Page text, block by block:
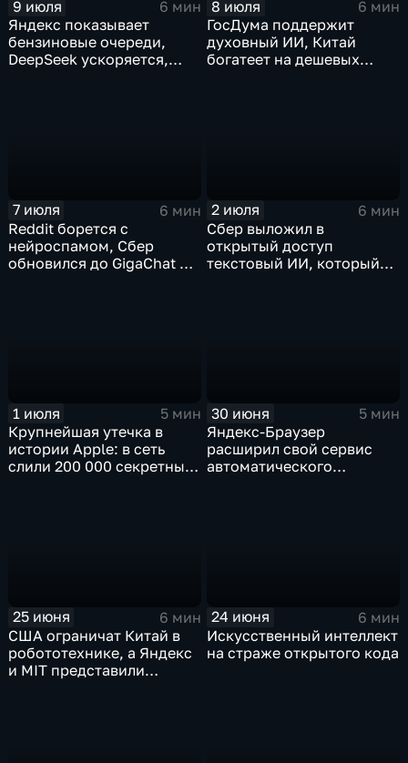
9 июля
6 мин
Яндекс показывает
бензиновые очереди,
DeepSeek ускоряется,
8 июля
6 мин
ГосДума поддержит
духовный ИИ, Китай
богатеет на дешевых
7 июля
6 мин
Reddit борется с
нейроспамом, Сбер
обновился до GigaChat 3.5
2 июля
6 мин
Сбер выложил в
открытый доступ
текстовый ИИ, который
1 июля
5 мин
Крупнейшая утечка в
истории Apple: в сеть
слили 200 000 секретных
30 июня
5 мин
Яндекс-Браузер
расширил свой сервис
автоматического
25 июня
6 мин
США ограничат Китай в
робототехнике, а Яндекс
и MIT представили
24 июня
6 мин
Искусственный интеллект
на страже открытого кода